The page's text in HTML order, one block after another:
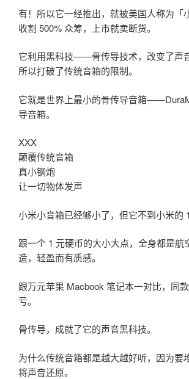
有！所以它一经推出，就被美国人称为「
收割 500% 众筹，上市就卖断货。
它利用黑科技——骨传导技术，改变了声
所以打破了传统音箱的限制。
它就是世界上最小的骨传导音箱
导音箱。
XXX
颠覆传统音箱
真小钢炮
让一切物体发声
小米小音箱已经够小了，但它不到小米的
跟一个 1 元硬币的大小大点，全身都是航
造，轻盈而有质感。
跟万元苹果 Macbook 笔记本一对比，同
亏。
骨传导，成就了它的声音黑科技。
为什么传统音箱都是越大越好听，因为要
将声音还原。